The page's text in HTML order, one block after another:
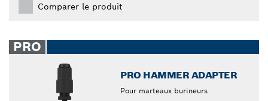
Comparer le produit
PRO
PRO HAMMER ADAPTER
Pour marteaux burineurs